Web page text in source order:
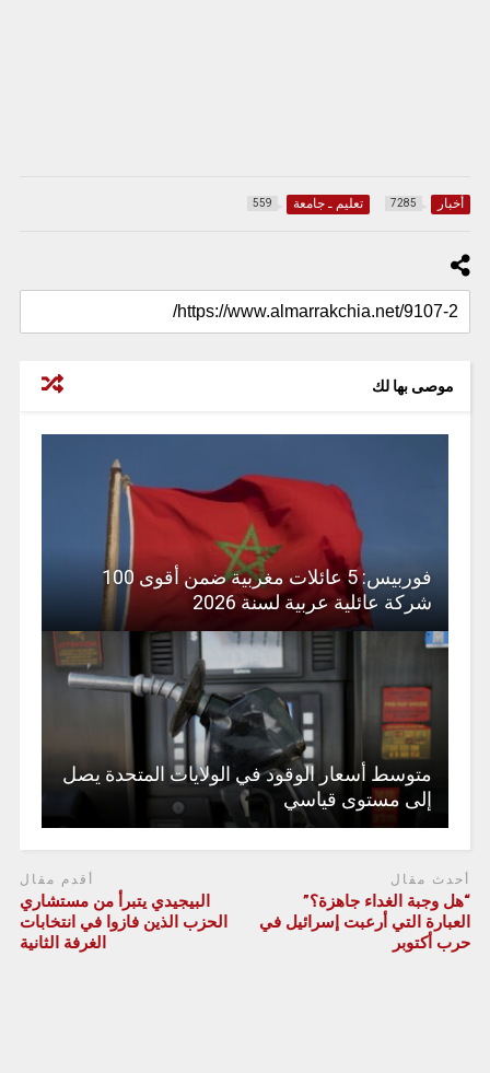
أخبار 7285 تعليم ـ جامعة 559
موصى بها لك
فوربيس: 5 عائلات مغربية ضمن أقوى 100
شركة عائلية عربية لسنة 2026
متوسط أسعار الوقود في الولايات المتحدة يصل
إلى مستوى قياسي
أحدث مقال
“هل وجبة الغداء جاهزة؟”
العبارة التي أرعبت إسرائيل في
حرب أكتوبر
أقدم مقال
البيجيدي يتبرأ من مستشاري
الحزب الذين فازوا في انتخابات
الغرفة الثانية